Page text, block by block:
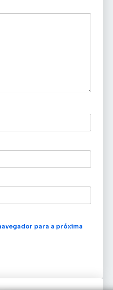
para a próxima